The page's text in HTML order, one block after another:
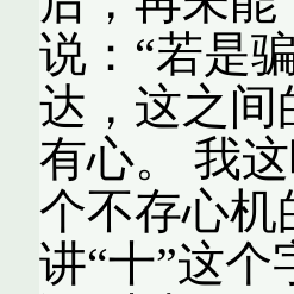
说：“若是
达，这之间
有心。 我
个不存心机
讲“十”这